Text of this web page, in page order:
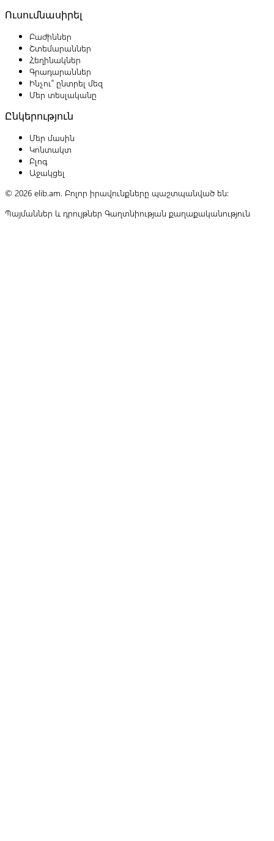
Ուսումնասիրել
Բաժիններ
Շտեմարաններ
Հեղինակներ
Գրադարաններ
Ինչու՞ ընտրել մեզ
Մեր տեսլականը
Ընկերություն
Մեր մասին
Կոնտակտ
Բլոգ
Աջակցել
© 2026 elib.am. Բոլոր իրավունքները պաշտպանված են:
Պայմաններ և դրույթներ Գաղտնիության քաղաքականություն